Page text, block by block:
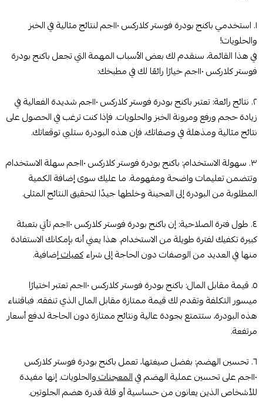
١. استخدمي باكنج بودرة فوستر كلاركس ١١٠جم لنتائج مثالية في الخبز
والحلويات!
في هذا القائمة، سنقدم لك بعض الأسباب المهمة التي تجعل باكنج بودرة
فوستر كلاركس ١١٠جم خيارًا رائعًا لك في مطبخك:
٢. نتائج رائعة: تعتبر باكنج بودرة فوستر كلاركس ١١٠جم شديدة الفعالية في
زيادة حجم ورفع ومرونة الخبز والحلويات. فإذا كنت ترغب في الحصول على
نتائج مثالية ومذهلة في وصفاتك، فإن هذه البودرة ستلبي توقعاتك.
٣. سهولة الاستخدام: باكنج بودرة فوستر كلاركس ١١٠جم سهلة الاستخدام
وتتضمن تعليمات واضحة ومفهومة. ما عليك سوى إضافة الكمية
المطلوبة من البودرة إلى العجينة وخلطها جيدًا لتحقيق النتائج المثلى.
٤. طول فترة الصلاحية: إن باكنج بودرة فوستر كلاركس ١١٠جم تأتي بتعبئة
كبيرة تكفيك لفترة طويلة من الاستخدام. هذا يعني أنه بإمكانك الاستفادة
منها في العديد من الوصفات دون الحاجة إلى شراءكمياتإضافية.
٥. قيمة مقابل المال: باكنج بودرة فوستر كلاركس ١١٠جم تعتبر اختيارًا
ميسور التكلفة وتقدم لك قيمة ممتازة مقابل المال الذي تنفقه. فباقتناء
هذه البودرة، ستتمتع بجودة عالية ونتائج ممتازة دون الحاجة لدفع أسعار
مرتفعة.
٦. تحسين الهضم: بفضل صيغتها، تعمل باكنج بودرة فوستر كلاركس
١١٠جم على تحسين عملية الهضم في
المعجناتوالحلويات. إنها مفيدة
للأشخاص الذين يعانون من حساسية أو قلة قدرة هضم الجلوتين.